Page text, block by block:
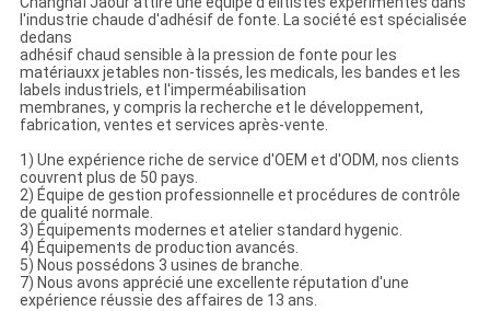
l'industrie chaude d'adhésif de fonte. La société est spécialisée
dedans
adhésif chaud sensible à la pression de fonte pour les
matériauxx jetables non-tissés, les medicals, les bandes et les
labels industriels, et l'imperméabilisation
membranes, y compris la recherche et le développement,
fabrication, ventes et services après-vente.
1) Une expérience riche de service d'OEM et d'ODM, nos clients
couvrent plus de 50 pays.
2) Équipe de gestion professionnelle et procédures de contrôle
de qualité normale.
3) Équipements modernes et atelier standard hygenic.
4) Équipements de production avancés.
5) Nous possédons 3 usines de branche.
7) Nous avons apprécié une excellente réputation d'une
expérience réussie des affaires de 13 ans.